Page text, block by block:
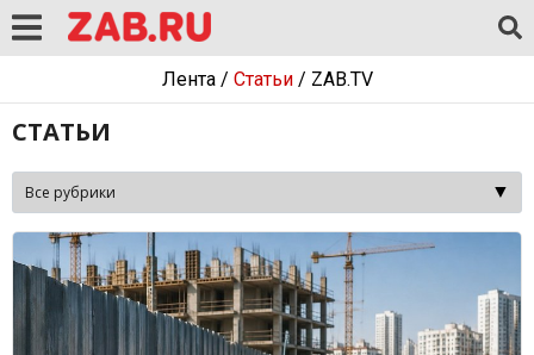
Лента/ Статьи/ ZAB.TV
СТАТЬИ